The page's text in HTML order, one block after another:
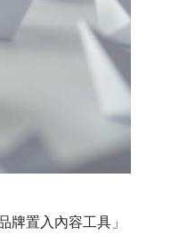
牌置入內容工具」